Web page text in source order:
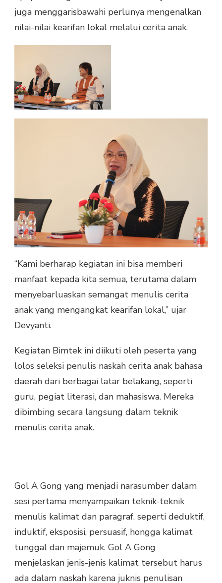
juga menggarisbawahi perlunya mengenalkan
nilai-nilai kearifan lokal melalui cerita anak.
“Kami berharap kegiatan ini bisa memberi
manfaat kepada kita semua, terutama dalam
menyebarluaskan semangat menulis cerita
anak yang mengangkat kearifan lokal,” ujar
Devyanti.
Kegiatan Bimtek ini diikuti oleh peserta yang
lolos seleksi penulis naskah cerita anak bahasa
daerah dari berbagai latar belakang, seperti
guru, pegiat literasi, dan mahasiswa. Mereka
dibimbing secara langsung dalam teknik
menulis cerita anak.
Gol A Gong yang menjadi narasumber dalam
sesi pertama menyampaikan teknik-teknik
menulis kalimat dan paragraf, seperti deduktif,
induktif, eksposisi, persuasif, hongga kalimat
tunggal dan majemuk. Gol A Gong
menjelaskan jenis-jenis kalimat tersebut harus
ada dalam naskah karena juknis penulisan